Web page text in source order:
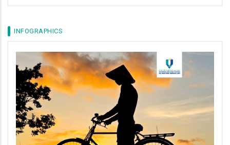
INFOGRAPHICS